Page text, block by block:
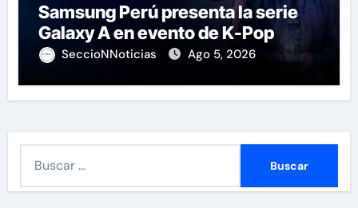
Samsung Perú presenta la serie
Galaxy A en evento de K-Pop
SeccioNNoticias Ago 5, 2026